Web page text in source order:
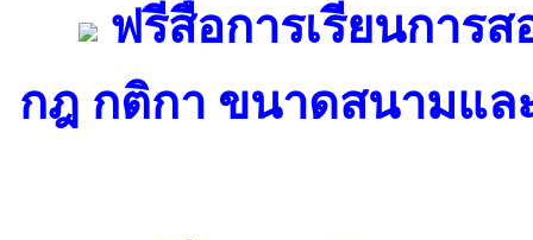
ฟรีสื่อการเรียนการ
กฎ กติกา ขนาดสนามแ